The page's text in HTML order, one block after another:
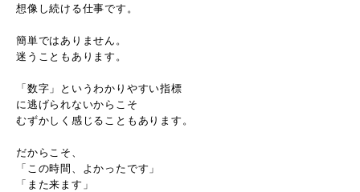
想像し続ける仕事です。
簡単ではありません。
迷うこともあります。
「数字」というわかりやすい指標
に逃げられないからこそ
むずかしく感じることもあります。
だからこそ、
「この時間、よかったです」
「また来ます」